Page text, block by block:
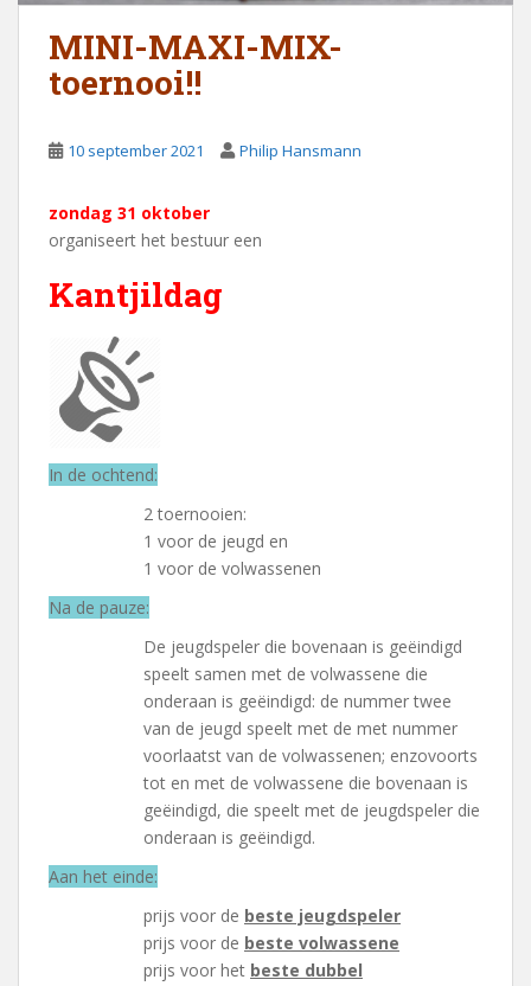
MINI-MAXI-MIX-
toernooi!!
10 september 2021 Philip Hansmann
zondag 31 oktober
organiseert het bestuur een
Kantjildag
In de ochtend:
2 toernooien:
1 voor de jeugd en
1 voor de volwassenen
Na de pauze:
De jeugdspeler die bovenaan is geëindigd
speelt samen met de volwassene die
onderaan is geëindigd: de nummer twee
van de jeugd speelt met de met nummer
voorlaatst van de volwassenen; enzovoorts
tot en met de volwassene die bovenaan is
geëindigd, die speelt met de jeugdspeler die
onderaan is geëindigd.
Aan het einde:
prijs voor de beste jeugdspeler
prijs voor de beste volwassene
prijs voor het beste dubbel